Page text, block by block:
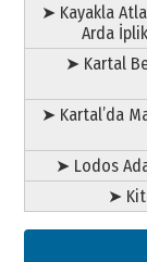
➤ Kayakla
Arda
➤ Kartal
➤ Kartal’da
➤ Lodos
➤